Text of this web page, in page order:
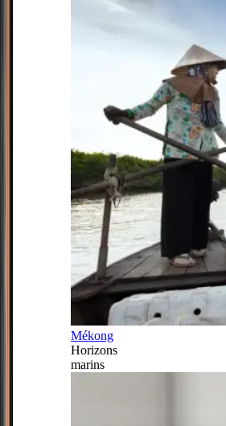
Mékong
Horizons
marins